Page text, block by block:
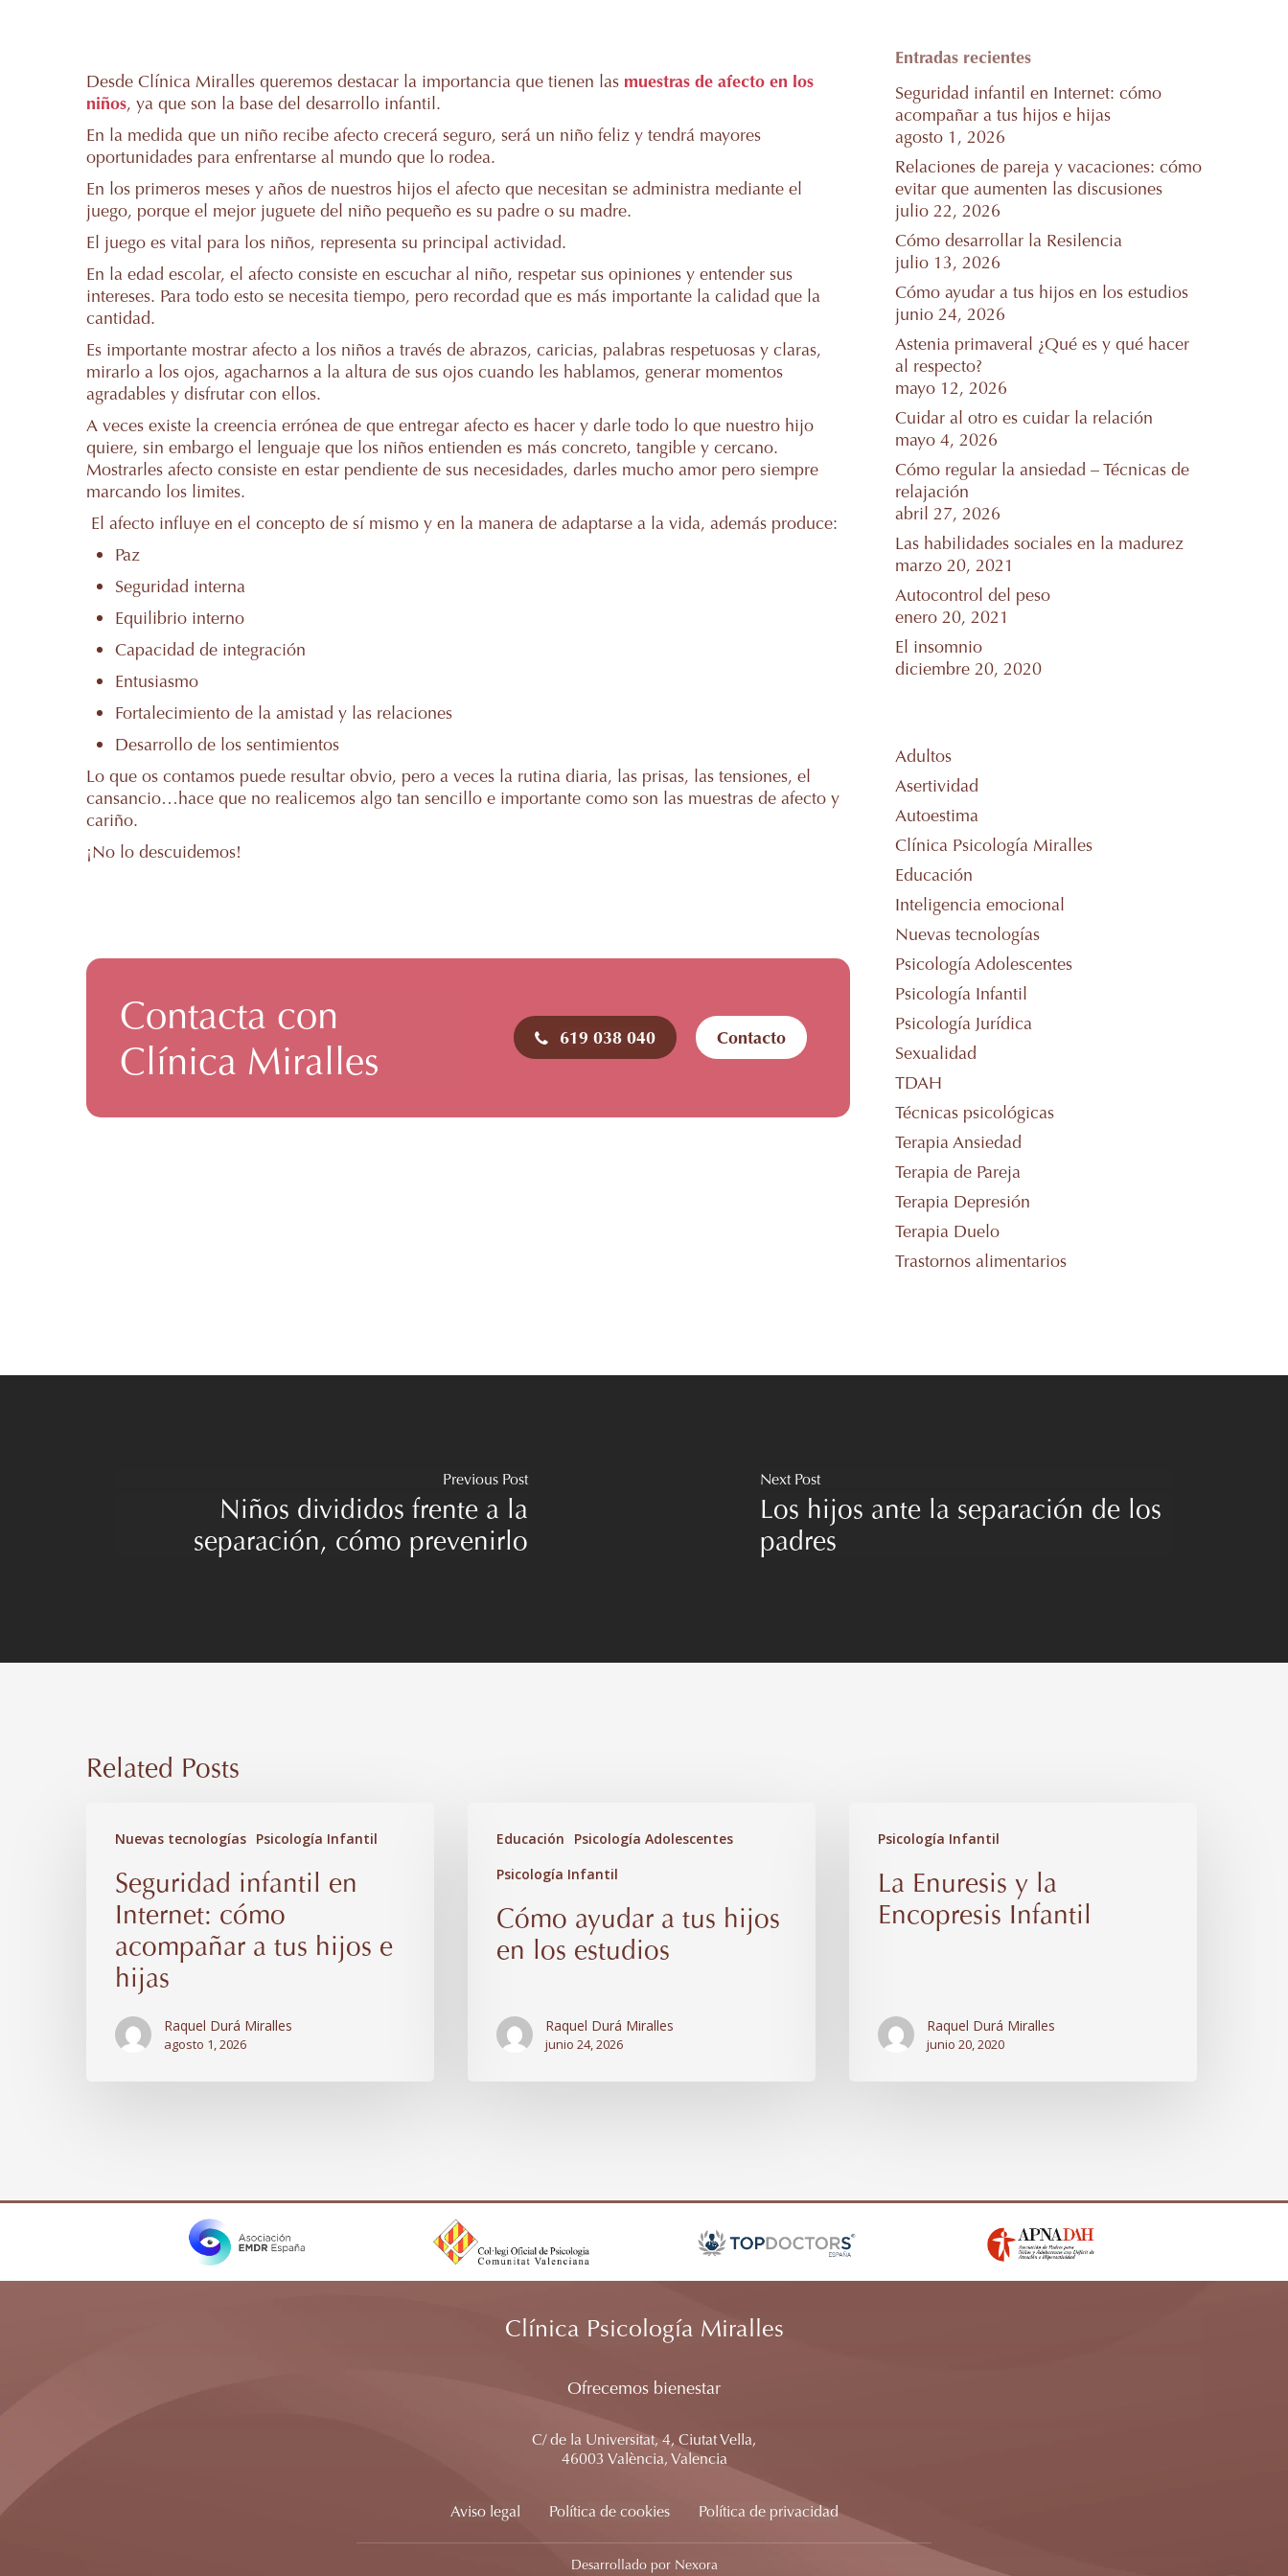
Desde Clínica Miralles queremos destacar la importancia que tienen las muestras de afecto en los
niños, ya que son la base del desarrollo infantil.
En la medida que un niño recibe afecto crecerá seguro, será un niño feliz y tendrá mayores
oportunidades para enfrentarse al mundo que lo rodea.
En los primeros meses y años de nuestros hijos el afecto que necesitan se administra mediante el
juego, porque el mejor juguete del niño pequeño es su padre o su madre.
El juego es vital para los niños, representa su principal actividad.
En la edad escolar, el afecto consiste en escuchar al niño, respetar sus opiniones y entender sus
intereses. Para todo esto se necesita tiempo, pero recordad que es más importante la calidad que la
cantidad.
Es importante mostrar afecto a los niños a través de abrazos, caricias, palabras respetuosas y claras,
mirarlo a los ojos, agacharnos a la altura de sus ojos cuando les hablamos, generar momentos
agradables y disfrutar con ellos.
A veces existe la creencia errónea de que entregar afecto es hacer y darle todo lo que nuestro hijo
quiere, sin embargo el lenguaje que los niños entienden es más concreto, tangible y cercano.
Mostrarles afecto consiste en estar pendiente de sus necesidades, darles mucho amor pero siempre
marcando los limites.
El afecto influye en el concepto de sí mismo y en la manera de adaptarse a la vida, además produce:
Paz
Seguridad interna
Equilibrio interno
Capacidad de integración
Entusiasmo
Fortalecimiento de la amistad y las relaciones
Desarrollo de los sentimientos
Lo que os contamos puede resultar obvio, pero a veces la rutina diaria, las prisas, las tensiones, el
cansancio…hace que no realicemos algo tan sencillo e importante como son las muestras de afecto y
cariño.
¡No lo descuidemos!
Contacta con
Clínica Miralles
619 038 040 Contacto
Entradas recientes
Seguridad infantil en Internet: cómo
acompañar a tus hijos e hijas
agosto 1, 2026
Relaciones de pareja y vacaciones: cómo
evitar que aumenten las discusiones
julio 22, 2026
Cómo desarrollar la Resilencia
julio 13, 2026
Cómo ayudar a tus hijos en los estudios
junio 24, 2026
Astenia primaveral ¿Qué es y qué hacer
al respecto?
mayo 12, 2026
Cuidar al otro es cuidar la relación
mayo 4, 2026
Cómo regular la ansiedad – Técnicas de
relajación
abril 27, 2026
Las habilidades sociales en la madurez
marzo 20, 2021
Autocontrol del peso
enero 20, 2021
El insomnio
diciembre 20, 2020
Adultos
Asertividad
Autoestima
Clínica Psicología Miralles
Educación
Inteligencia emocional
Nuevas tecnologías
Psicología Adolescentes
Psicología Infantil
Psicología Jurídica
Sexualidad
TDAH
Técnicas psicológicas
Terapia Ansiedad
Terapia de Pareja
Terapia Depresión
Terapia Duelo
Trastornos alimentarios
Previous Post
Niños divididos frente a la
separación, cómo prevenirlo
Next Post
Los hijos ante la separación de los
padres
Related Posts
Nuevas tecnologías Psicología Infantil
infantil
Internet:
cómo
acompañar
Seguridad infantil en
Internet: cómo
acompañar a tus hijos e
hijas
Raquel Durá Miralles
agosto 1, 2026
Educación
Psicología Adolescentes
Psicología Infantil
ayudar
hijos
estudios
Cómo ayudar a tus hijos
en los estudios
Raquel Durá Miralles
junio 24, 2026
Psicología Infantil
Enuresis
La Enuresis y la
Encopresis Infantil
Raquel Durá Miralles
junio 20, 2020
Clínica Psicología Miralles
Ofrecemos bienestar
C/ de la Universitat, 4, Ciutat Vella,
46003 València, Valencia
Aviso legal Política de cookies Política de privacidad
Desarrollado por Nexora